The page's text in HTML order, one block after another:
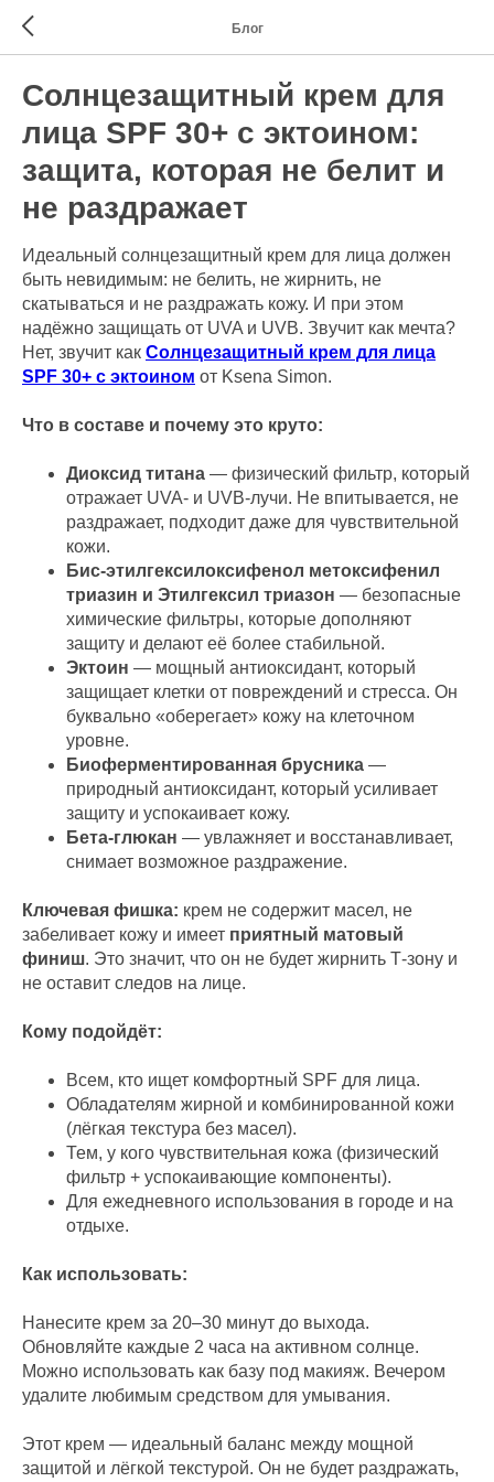
Блог
Солнцезащитный крем для
лица SPF 30+ с эктоином:
защита, которая не белит и
не раздражает
Идеальный солнцезащитный крем для лица должен
быть невидимым: не белить, не жирнить, не
скатываться и не раздражать кожу. И при этом
надёжно защищать от UVA и UVB. Звучит как мечта?
Нет, звучит как Солнцезащитный крем для лица
SPF 30+ с эктоином от Ksena Simon.
Что в составе и почему это круто:
Диоксид титана — физический фильтр, который
отражает UVA- и UVB-лучи. Не впитывается, не
раздражает, подходит даже для чувствительной
кожи.
Бис-этилгексилоксифенол метоксифенил
триазин и Этилгексил триазон — безопасные
химические фильтры, которые дополняют
защиту и делают её более стабильной.
Эктоин — мощный антиоксидант, который
защищает клетки от повреждений и стресса. Он
буквально «оберегает» кожу на клеточном
уровне.
Биоферментированная брусника —
природный антиоксидант, который усиливает
защиту и успокаивает кожу.
Бета-глюкан — увлажняет и восстанавливает,
снимает возможное раздражение.
Ключевая фишка: крем не содержит масел, не
забеливает кожу и имеет приятный матовый
финиш. Это значит, что он не будет жирнить Т-зону и
не оставит следов на лице.
Кому подойдёт:
Всем, кто ищет комфортный SPF для лица.
Обладателям жирной и комбинированной кожи
(лёгкая текстура без масел).
Тем, у кого чувствительная кожа (физический
фильтр + успокаивающие компоненты).
Для ежедневного использования в городе и на
отдыхе.
Как использовать:
Нанесите крем за 20–30 минут до выхода.
Обновляйте каждые 2 часа на активном солнце.
Можно использовать как базу под макияж. Вечером
удалите любимым средством для умывания.
Этот крем — идеальный баланс между мощной
защитой и лёгкой текстурой. Он не будет раздражать,